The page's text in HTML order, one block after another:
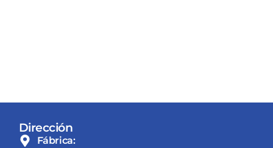
Dirección
Fábrica: